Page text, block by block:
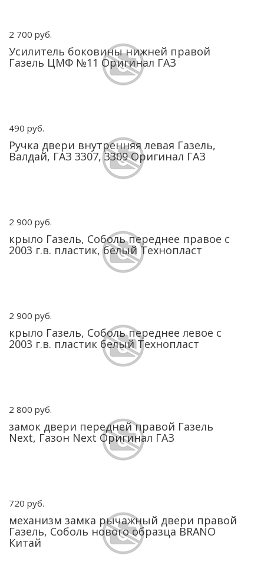
2 700 руб.
Усилитель боковины нижней правой
Газель ЦМФ №11 Оригинал ГАЗ
490 руб.
Ручка двери внутренняя левая Газель,
Валдай, ГАЗ 3307, 3309 Оригинал ГАЗ
2 900 руб.
крыло Газель, Соболь переднее правое с
2003 г.в. пластик, белый Технопласт
2 900 руб.
крыло Газель, Соболь переднее левое с
2003 г.в. пластик белый Технопласт
2 800 руб.
замок двери передней правой Газель
Next, Газон Next Оригинал ГАЗ
720 руб.
механизм замка рычажный двери правой
Газель, Соболь нового образца BRANO
Китай